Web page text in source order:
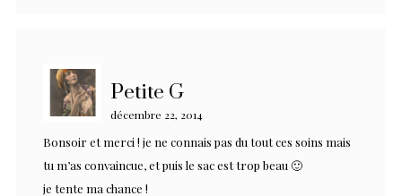
Petite G
décembre 22, 2014
Bonsoir et merci ! je ne connais pas du tout ces soins mais
tu m’as convaincue, et puis le sac est trop beau 🙂
je tente ma chance !